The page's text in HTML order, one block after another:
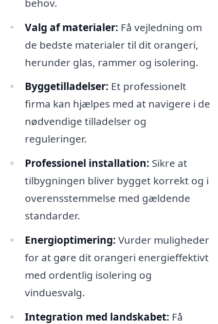
behov.
Valg af materialer: Få vejledning om
de bedste materialer til dit orangeri,
herunder glas, rammer og isolering.
Byggetilladelser: Et professionelt
firma kan hjælpes med at navigere i de
nødvendige tilladelser og
reguleringer.
Professionel installation: Sikre at
tilbygningen bliver bygget korrekt og i
overensstemmelse med gældende
standarder.
Energioptimering: Vurder muligheder
for at gøre dit orangeri energieffektivt
med ordentlig isolering og
vinduesvalg.
Integration med landskabet: Få